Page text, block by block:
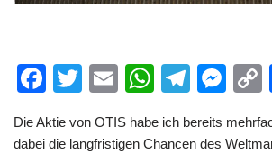
F
c
T
tt
E
ail
W
at
T
e
M
ss
Die Aktie von OTIS habe ich bereits
dabei die langfristigen Chancen des